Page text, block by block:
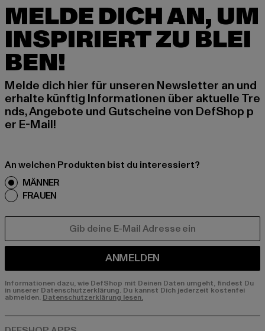
MELDE DICH AN, UM
INSPIRIERT ZU BLEI
BEN!
Melde dich hier für unseren Newsletter an und
erhalte künftig Informationen über aktuelle Tre
nds, Angebote und Gutscheine von DefShop p
er E-Mail!
An welchen Produkten bist du interessiert?
MÄNNER
FRAUEN
ANMELDEN
Informationen dazu, wie DefShop mit Deinen Daten umgeht, findest Du
in unserer Datenschutzerklärung. Du kannst Dich jederzeit kostenfei
abmelden. Datenschutzerklärung lesen.